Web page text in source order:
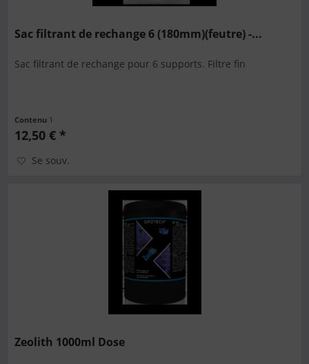
Sac filtrant de rechange 6 (180mm)(feutre) -...
Sac filtrant de rechange pour 6 supports. Filtre fin
Contenu 1
12,50 € *
Se souv.
Zeolith 1000ml Dose